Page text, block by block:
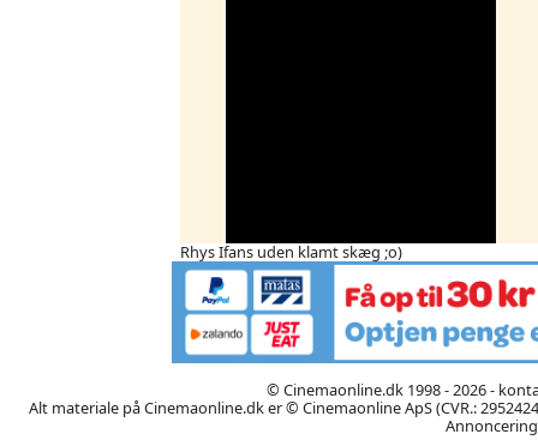
Rhys Ifans uden klamt skæg ;o)
© Cinemaonline.dk 1998 - 2026 -
Alt materiale på Cinemaonline.dk er © Cinemaonline ApS (CVR.: